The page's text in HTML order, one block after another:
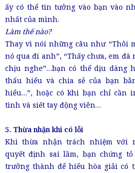
ấy có thể tin tưởng vào bạn vào
nhất của mình.
Làm thế nào?
Thay vì nói những câu như “Thôi
nó qua đi anh”, “Thấy chưa, em
chịu nghe”…bạn có thể dịu dàng
thấu hiểu và chia sẻ của bạn
hiểu…”, hoặc có khi bạn chỉ cần
tình và siết tay động viên…
5. Thừa nhận khi có lỗi
Khi thừa nhận trách nhiệm với
quyết định sai lầm, bạn chứng
trưởng thành để hiểu hòa giải có